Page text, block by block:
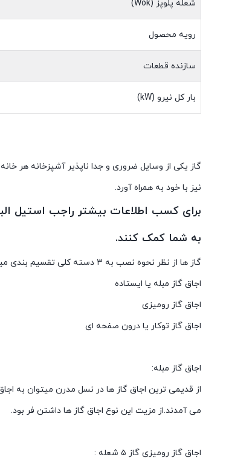
شعله پلوپز (Wok)
رویه محصول
سازنده قطعات
بار کل نیرو (kW)
گاز یکی از وسایل ضروری و جدا ناپذیر آشپزخانه هر
نیز با خود به همراه آورد.
برای کسب اطلاعات بیشتر راجب استیل
به شما کمک کنند.
گاز ها از نظر نحوه نصب به ۳ دسته کلی تقسیم بندی میشوند:
اجاق گاز مبله یا ایستاده
اجاق گاز رومیزی
اجاق گاز توکار یا درون صفحه ای
اجاق گاز مبله:
از قدیمی ترین اجاق گاز ها در نسل مدرن میتوان به
می آمدند.از مزیت این نوع اجاق گاز ها داشتن فر بود.
اجاق گاز رومیزی گاز ۵ شعله :